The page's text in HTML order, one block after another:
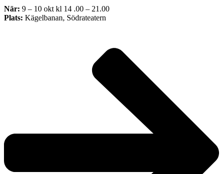
När: 9 – 10 okt kl 14 .00 – 21.00
Plats: Kägelbanan, Södrateatern